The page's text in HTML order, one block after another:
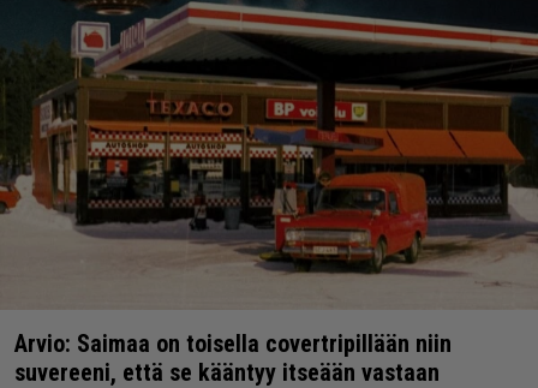
Arvio: Saimaa on toisella covertripillään niin
suvereeni, että se kääntyy itseään vastaan